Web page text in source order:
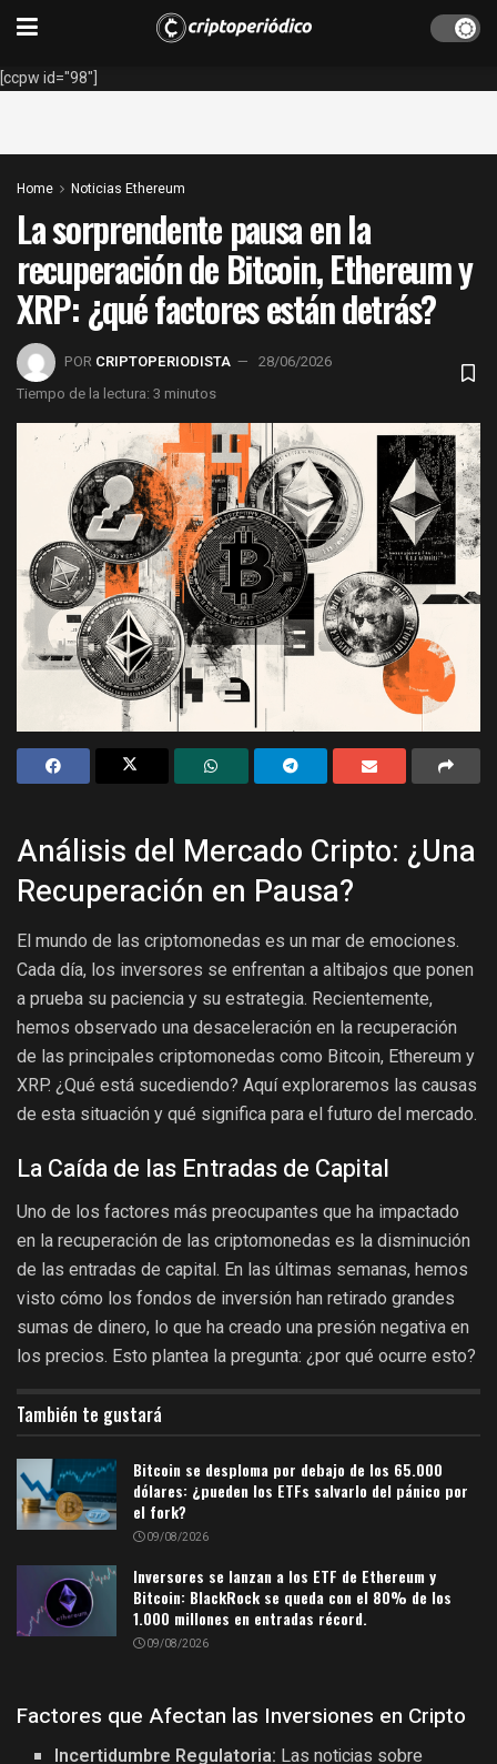
[ccpw id="98"]
Home Noticias Ethereum
La sorprendente pausa en la
recuperación de Bitcoin, Ethereum y
XRP: ¿qué factores están detrás?
POR CRIPTOPERIODISTA
28/06/2026
Tiempo de la lectura: 3 minutos
Análisis del Mercado Cripto: ¿Una
Recuperación en Pausa?
El mundo de las criptomonedas es un mar de emociones.
Cada día, los inversores se enfrentan a altibajos que ponen
a prueba su paciencia y su estrategia. Recientemente,
hemos observado una desaceleración en la recuperación
de las principales criptomonedas como Bitcoin, Ethereum y
XRP. ¿Qué está sucediendo? Aquí exploraremos las causas
de esta situación y qué significa para el futuro del mercado.
La Caída de las Entradas de Capital
Uno de los factores más preocupantes que ha impactado
en la recuperación de las criptomonedas es la disminución
de las entradas de capital. En las últimas semanas, hemos
visto cómo los fondos de inversión han retirado grandes
sumas de dinero, lo que ha creado una presión negativa en
los precios. Esto plantea la pregunta: ¿por qué ocurre esto?
También te gustará
Bitcoin se desploma por debajo de los 65.000
dólares: ¿pueden los ETFs salvarlo del pánico por
el fork?
09/08/2026
Inversores se lanzan a los ETF de Ethereum y
Bitcoin: BlackRock se queda con el 80% de los
1.000 millones en entradas récord.
09/08/2026
Factores que Afectan las Inversiones en Cripto
Incertidumbre Regulatoria: Las noticias sobre